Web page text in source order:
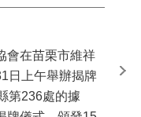
會在苗栗市維祥
日上午舉辦揭牌
第236處的據
苗